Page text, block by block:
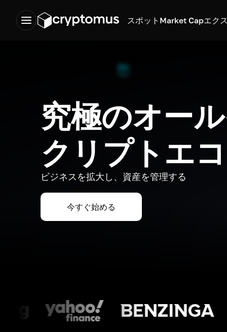
スポット Market Capエク
究極のオー
クリプトエ
ビジネスを拡大し、資産を管理する
今すぐ始める